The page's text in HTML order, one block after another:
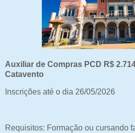
Auxiliar de Compras PCD R$
Catavento
Inscrições até o dia 26/05/2026
Requisitos: Formação ou cursando